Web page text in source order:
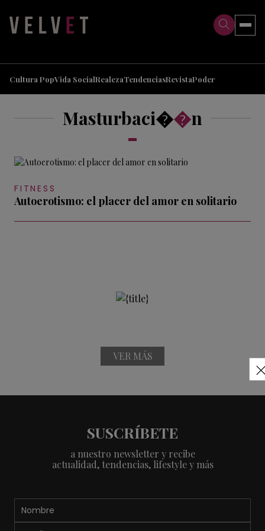
Cultura PopVida SocialRealezaTendenciasRevistaPoder
Masturbaci��n
FITNESS
Autoerotismo: el placer del amor en solitario
VER MÁS
SUSCRÍBETE
a nuestro newsletter y recibe
actualidad, tendencias, lifestyle y más